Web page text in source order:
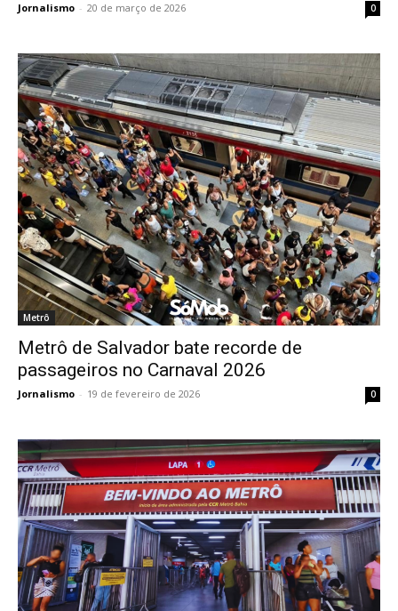
Jornalismo - 20 de março de 2026 0
Metrô
Metrô de Salvador bate recorde de
passageiros no Carnaval 2026
Jornalismo - 19 de fevereiro de 2026 0